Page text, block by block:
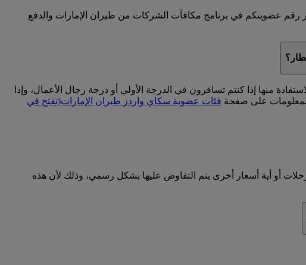
رقم عضويتكم في برنامج مكافآت الشركات من طيران الإمارات والدفع
منها إذا كنتم تسافرون في الدرجة الأولى أو درجة رجال الأعمال، وإذا
على صفحة فئات عضوية سكاي واردز طيران الإمارات(تفتح في
أو أية أسعار أخرى يتم التفاوض عليها بشكل رسمي، وذلك لأن هذه